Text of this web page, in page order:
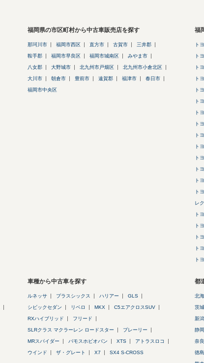
福岡県の市区町村から中古車販売店を探す
那珂川市 福岡市西区 直方市 古賀市 三井郡
鞍手郡 福岡市早良区 福岡市城南区 みやま市
八女郡 大野城市 北九州市戸畑区 北九州市小倉北区
大川市 朝倉市 豊前市 遠賀郡 福津市 春日市
福岡市中央区
福
ト
ト
ト
ト
ト
ト
ト
ト
ト
ト
ト
ト
ト
ト
レ
ト
ト
ト
ト
ト
車種から中古車を探す
ルネッサ プラスシックス ハリアー GLS
シビックセダン リベロ MKX C5エアクロスSUV
RXハイブリッド フリード
SLRクラス マクラーレン ロードスター プレーリー
MRスパイダー バモスホビオバン XTS アトラスロコ
ウインド ザ・グレート X7 SX4 S-CROSS
都
北
茨城
新潟
静岡
奈良
徳島